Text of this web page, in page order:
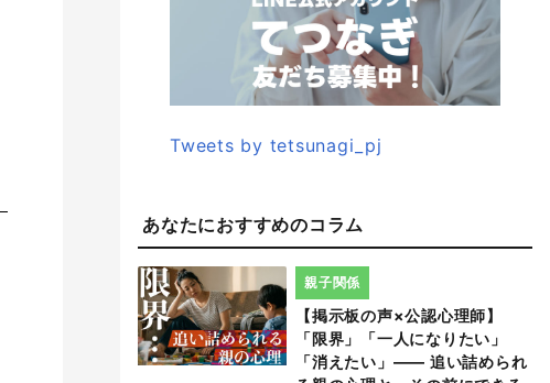
Tweets by tetsunagi_pj
あなたにおすすめのコラム
【掲示板の声×公認心理師】
「限界」「一人になりたい」
「消えたい」―― 追い詰められ
親子関係